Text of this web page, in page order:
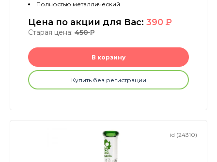
Полностью металлический
Цена по акции для Вас: 390 P
Старая цена: 450P
В корзину
Купить без регистрации
id (24310)